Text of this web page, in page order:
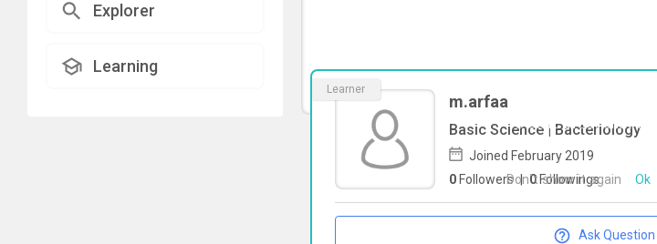
Explorer
Learning
Learner
m.arfaa
Basic Science | Bacteriology
Joined February 2019
0 Followers | 0 Followings
Ask Question
To start direct chat with
here
Don`t show it again Ok